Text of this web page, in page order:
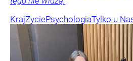
KrajŻyciePsychologiaTylko u